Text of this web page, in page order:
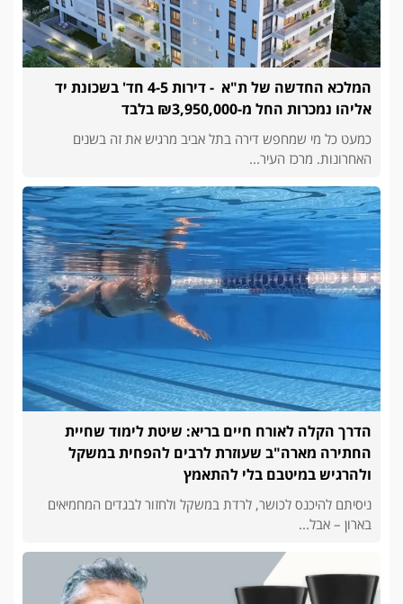
המלכא החדשה של ת"א - דירות 4-5 חד' בשכונת יד
אליהו נמכרות החל מ-₪3,950,000 בלבד
כמעט כל מי שמחפש דירה בתל אביב מרגיש את זה בשנים
האחרונות. מרכז העיר...
הדרך הקלה לאורח חיים בריא: שיטת לימוד שחיית
החתירה מארה"ב שעוזרת לרבים להפחית במשקל
ולהרגיש במיטבם בלי להתאמץ
ניסיתם להיכנס לכושר, לרדת במשקל ולחזור לבגדים המחמיאים
בארון – אבל...